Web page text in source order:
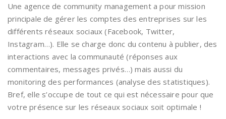
Une agence de community management a pour mission
principale de gérer les comptes des entreprises sur les
différents réseaux sociaux (Facebook, Twitter,
Instagram…). Elle se charge donc du contenu à publier, des
interactions avec la communauté (réponses aux
commentaires, messages privés…) mais aussi du
monitoring des performances (analyse des statistiques).
Bref, elle s’occupe de tout ce qui est nécessaire pour que
votre présence sur les réseaux sociaux soit optimale !